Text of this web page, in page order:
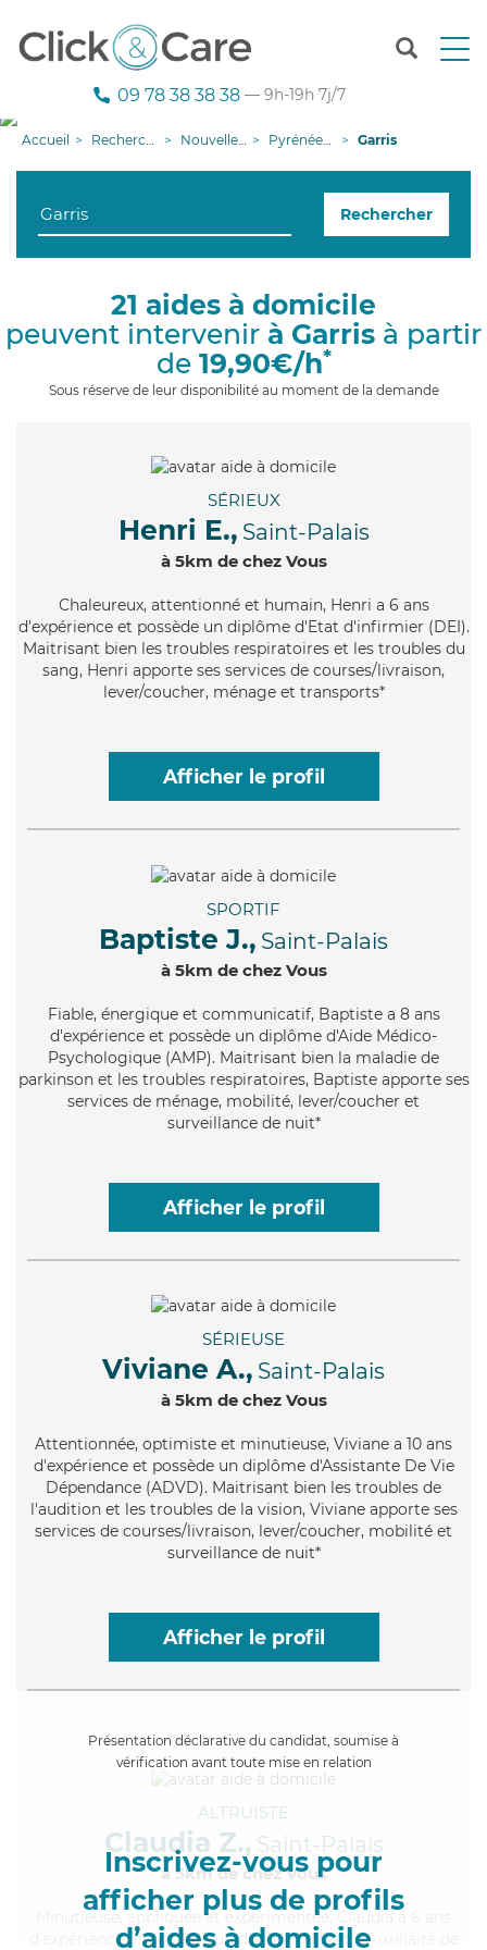
T
n
g
i
09 78 38 38 38 — 9h-19h 7j/7
Accueil Recherche aide à domicile Nouvelle-Aquitaine Pyrénées-Atlantiques Garris
Rechercher
21 aides à domicile
peuvent intervenir à Garris à partir
de 19,90€/h*
Sous réserve de leur disponibilité au moment de la demande
SÉRIEUX
Henri E., Saint-Palais
à 5km de chez Vous
Chaleureux, attentionné et humain, Henri a 6 ans
d'expérience et possède un diplôme d'Etat d'infirmier (DEI).
Maitrisant bien les troubles respiratoires et les troubles du
sang, Henri apporte ses services de courses/livraison,
lever/coucher, ménage et transports*
Afficher le profil
SPORTIF
Baptiste J., Saint-Palais
à 5km de chez Vous
Fiable, énergique et communicatif, Baptiste a 8 ans
d'expérience et possède un diplôme d'Aide Médico-
Psychologique (AMP). Maitrisant bien la maladie de
parkinson et les troubles respiratoires, Baptiste apporte ses
services de ménage, mobilité, lever/coucher et
surveillance de nuit*
Afficher le profil
SÉRIEUSE
Viviane A., Saint-Palais
à 5km de chez Vous
Attentionnée, optimiste et minutieuse, Viviane a 10 ans
d'expérience et possède un diplôme d'Assistante De Vie
Dépendance (ADVD). Maitrisant bien les troubles de
l'audition et les troubles de la vision, Viviane apporte ses
services de courses/livraison, lever/coucher, mobilité et
surveillance de nuit*
Afficher le profil
Présentation déclarative du candidat, soumise à
vérification avant toute mise en relation
Inscrivez-vous pour
afficher plus de profils
d’aides à domicile
ALTRUISTE
Claudia Z., Saint-Palais
à 5km de chez Vous
, appliquée et expérimentée, Claudia a 6 ans
d'expérience et possède un diplôme d'État d'Auxiliaire de